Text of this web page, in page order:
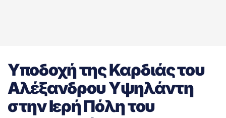
Υποδοχή της Καρδιάς του
Αλέξανδρου Υψηλάντη
στην Ιερή Πόλη του